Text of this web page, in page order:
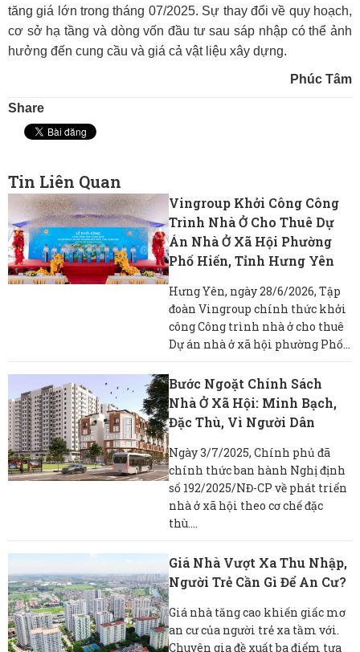
tăng giá lớn trong tháng 07/2025. Sự thay đổi về quy hoạch,
cơ sở hạ tầng và dòng vốn đầu tư sau sáp nhập có thể ảnh
hưởng đến cung cầu và giá cả vật liệu xây dựng.
Phúc Tâm
Share
Tin Liên Quan
Vingroup Khởi Công Công
Trình Nhà Ở Cho Thuê Dự
Án Nhà Ở Xã Hội Phường
Phố Hiến, Tỉnh Hưng Yên
Hưng Yên, ngày 28/6/2026, Tập
đoàn Vingroup chính thức khởi
công Công trình nhà ở cho thuê
Dự án nhà ở xã hội phường Phố...
Bước Ngoặt Chính Sách
Nhà Ở Xã Hội: Minh Bạch,
Đặc Thù, Vì Người Dân
Ngày 3/7/2025, Chính phủ đã
chính thức ban hành Nghị định
số 192/2025/NĐ-CP về phát triển
nhà ở xã hội theo cơ chế đặc
thù....
Giá Nhà Vượt Xa Thu Nhập,
Người Trẻ Cần Gì Để An Cư?
Giá nhà tăng cao khiến giấc mơ
an cư của người trẻ xa tầm với.
Chuyên gia đề xuất ba điểm tựa